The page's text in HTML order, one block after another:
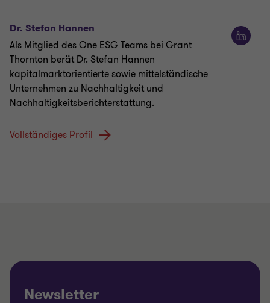
Dr. Stefan Hannen
Als Mitglied des One ESG Teams bei Grant
Thornton berät Dr. Stefan Hannen
kapitalmarktorientierte sowie mittelständische
Unternehmen zu Nachhaltigkeit und
Nachhaltigkeitsberichterstattung.
Vollständiges Profil
Newsletter